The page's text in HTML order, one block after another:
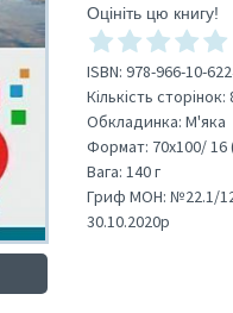
Оцініть цю книгу!
ISBN: 978-966-10-
Кількість сторінок:
Обкладинка: М'яка
Формат: 70х100/ 16
Вага: 140 г
Гриф МОН: №22.1/
30.10.2020р